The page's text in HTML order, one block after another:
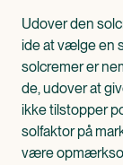
Udover den
ide at vælge en
solcremer er
de, udover at
ikke tilstopper
solfaktor på
være